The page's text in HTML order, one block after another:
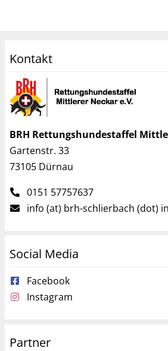
Kontakt
BRH Rettungshundestaffel
Gartenstr. 33
73105 Dürnau
0151 57757637
info (at) brh-schlierbach (dot)
Social Media
Facebook
Instagram
Partner